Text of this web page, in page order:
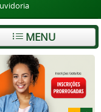
MENU